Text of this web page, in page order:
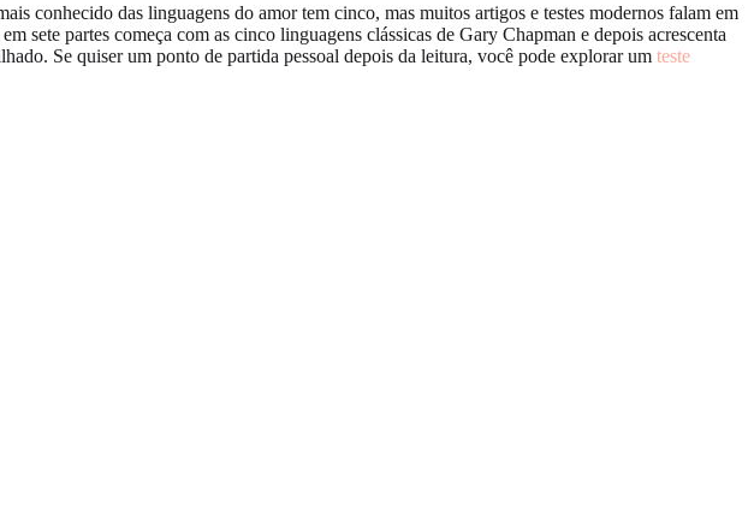
conhecido das linguagens do amor tem cinco, mas muitos artigos e testes modernos falam em
sete partes começa com as cinco linguagens clássicas de Gary Chapman e depois acrescenta
Se quiser um ponto de partida pessoal depois da leitura, você pode explorar um teste